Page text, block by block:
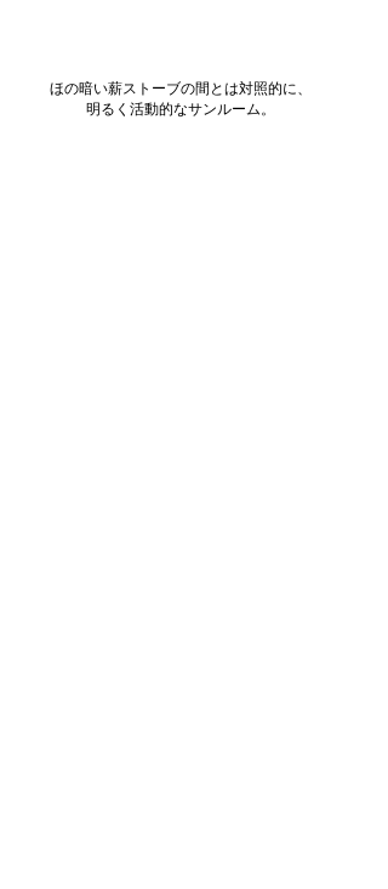
ほの暗い薪ストーブの間とは対照的に、
明るく活動的なサンルーム。